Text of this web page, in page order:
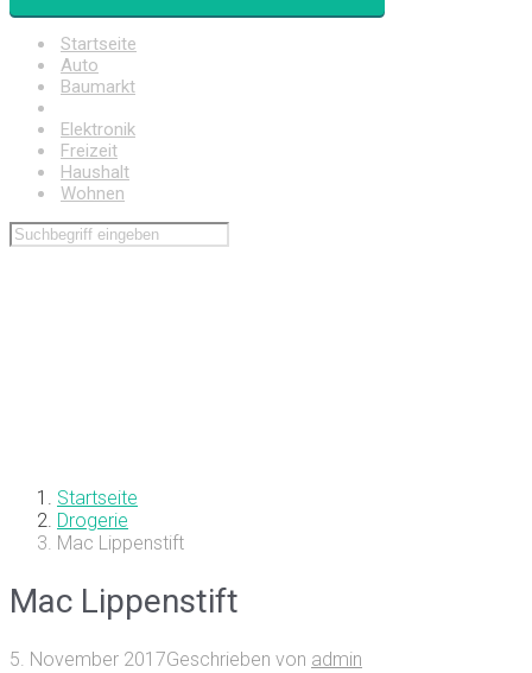
Startseite
Auto
Baumarkt
Elektronik
Freizeit
Haushalt
Wohnen
Startseite
Drogerie
Mac Lippenstift
Mac Lippenstift
5. November 2017Geschrieben von admin